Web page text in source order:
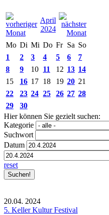
April
2024
Mo Di Mi Do Fr Sa So
1
2 3 4 5 6
7
8
9 10 11 12 13 14
15
16 17 18 19 20 21
22
23 24 25 26 27 28
29
30
Hier können Sie gezielt suchen:
Kategorie
Suchwort
Datum
reset
20.04. 2024
5. Keller Kultur Festival